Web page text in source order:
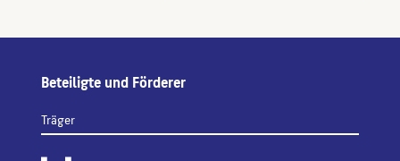
Beteiligte und Förderer
Träger